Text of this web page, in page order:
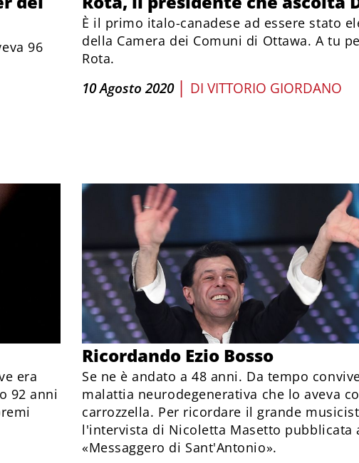
96
È il primo italo-canadese ad essere stato
della Camera dei Comuni di Ottawa. A tu
Rota.
10 Agosto 2020 | DI VITTORIO GIORDANO
era
92 anni
Ricordando Ezio Bosso
Se ne è andato a 48 anni. Da tempo
malattia neurodegenerativa che lo aveva
carrozzella. Per ricordare il grande
l'intervista di Nicoletta Masetto pubblicata
«Messaggero di Sant'Antonio».